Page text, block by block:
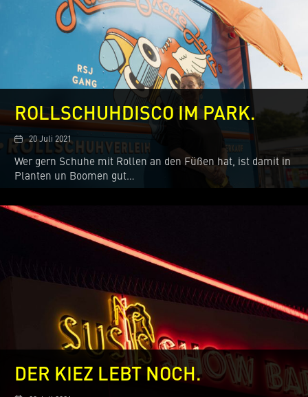
ROLLSCHUHDISCO IM PARK.
Date20 Juli 2021
Wer gern Schuhe mit Rollen an den Füßen hat, ist damit in
Planten un Boomen gut…
DER KIEZ LEBT NOCH.